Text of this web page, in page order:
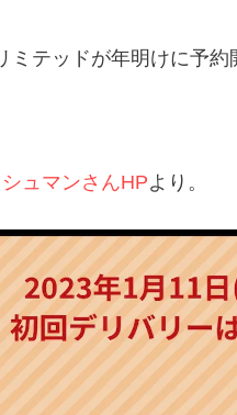
ミテッドが年明けに予
ュマンさんHPより。